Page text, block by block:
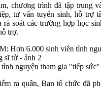
chương trình đã tập trung
tư vấn tuyển sinh, hỗ trợ
rà soát các trường hợp học
trợ.
nguyện tham gia "tiếp
ra quân, Ban tổ chức đã